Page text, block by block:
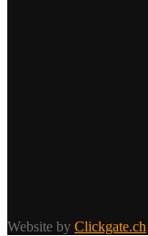
Website by Clickgate.ch